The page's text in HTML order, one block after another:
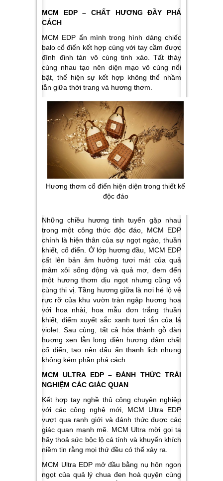
MCM EDP – CHẤT HƯƠNG ĐẦY PHÁ
CÁCH
MCM EDP ẩn mình trong hình dáng chiếc
balo cổ điển kết hợp cùng với tay cầm được
đính đinh tán vô cùng tinh xảo. Tất thảy
cùng nhau tạo nên diện mạo vô cùng nổi
bật, thể hiện sự kết hợp không thể nhầm
lẫn giữa thời trang và hương thơm.
Hương thơm cổ điển hiện diện trong thiết kế
độc đáo
Những chiều hương tinh tuyển gặp nhau
trong một công thức độc đáo, MCM EDP
chính là hiện thân của sự ngọt ngào, thuần
khiết, cổ điển. Ở lớp hương đầu, MCM EDP
cất lên bản âm hưởng tươi mát của quả
mâm xôi sống động và quả mơ, đem đến
một hương thơm dịu ngọt nhưng cũng vô
cùng thi vị. Tầng hương giữa là nơi hé lộ vẻ
rực rỡ của khu vườn tràn ngập hương hoa
với hoa nhài, hoa mẫu đơn trắng thuần
khiết, điểm xuyết sắc xanh tươi tắn của lá
violet. Sau cùng, tất cả hóa thành gỗ đàn
hương xen lẫn long diên hương đậm chất
cổ điển, tạo nên dấu ấn thanh lịch nhưng
không kém phần phá cách.
MCM ULTRA EDP – ĐÁNH THỨC TRẢI
NGHIỆM CÁC GIÁC QUAN
Kết hợp tay nghề thủ công chuyên nghiệp
với các công nghệ mới, MCM Ultra EDP
vượt qua ranh giới và đánh thức được các
giác quan mạnh mẽ. MCM Ultra mời gọi ta
hãy thoả sức bộc lộ cá tính và khuyến khích
niềm tin rằng mọi thứ đều có thể xảy ra.
MCM Ultra EDP mở đầu bằng nụ hôn ngon
ngọt của quả lý chua đen hoà quyện cùng